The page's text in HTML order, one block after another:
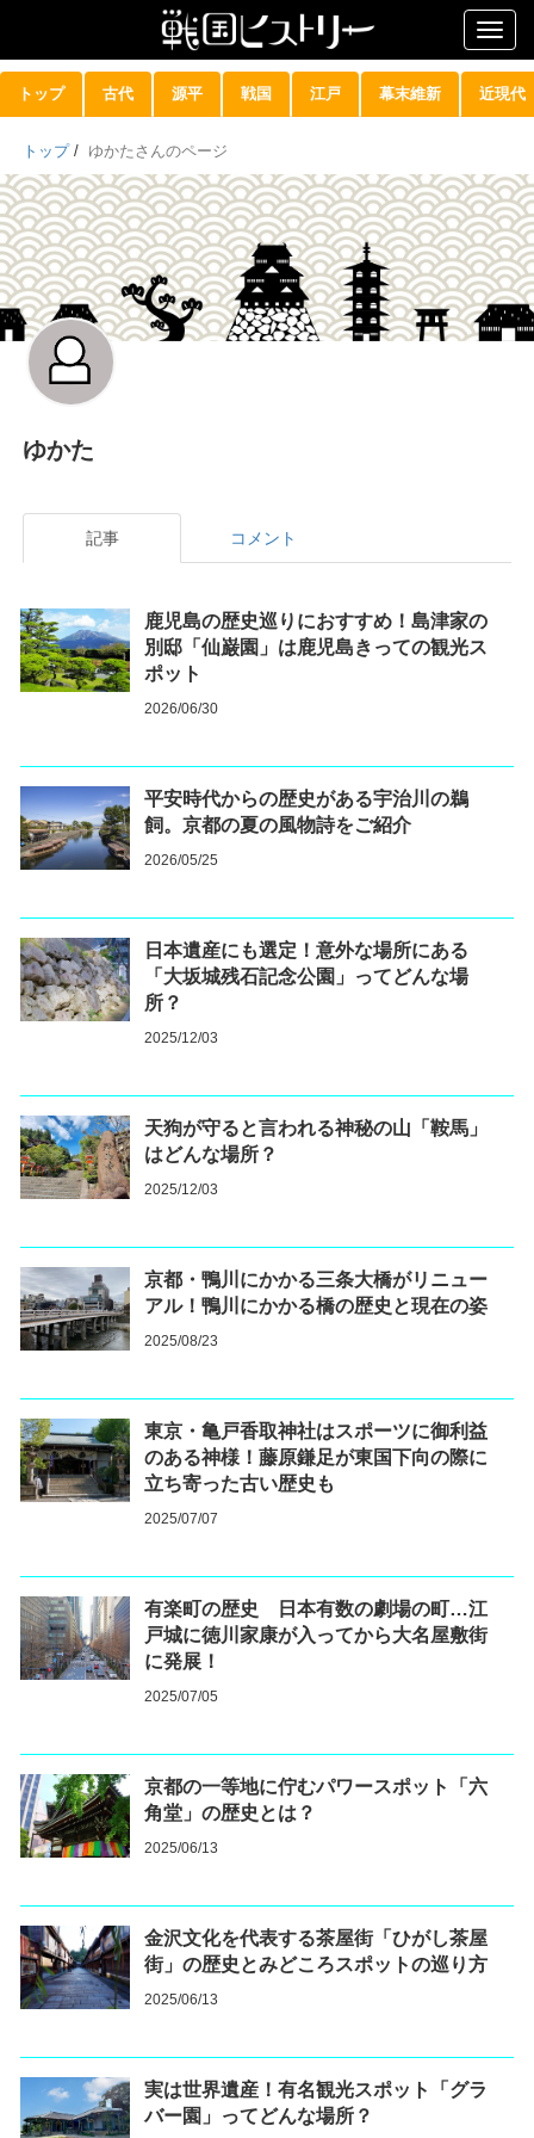
トップ 古代 源平 戦国 江戸 幕末維新 近現代
トップ / ゆかたさんのページ
ゆかた
記事 コメント
鹿児島の歴史巡りにおすすめ！島津家の
別邸「仙巌園」は鹿児島きっての観光ス
ポット
2026/06/30
平安時代からの歴史がある宇治川の鵜
飼。京都の夏の風物詩をご紹介
2026/05/25
日本遺産にも選定！意外な場所にある
「大坂城残石記念公園」ってどんな場
所？
2025/12/03
天狗が守ると言われる神秘の山「鞍馬」
はどんな場所？
2025/12/03
京都・鴨川にかかる三条大橋がリニュー
アル！鴨川にかかる橋の歴史と現在の姿
2025/08/23
東京・亀戸香取神社はスポーツに御利益
のある神様！藤原鎌足が東国下向の際に
立ち寄った古い歴史も
2025/07/07
有楽町の歴史 日本有数の劇場の町…江
戸城に徳川家康が入ってから大名屋敷街
に発展！
2025/07/05
京都の一等地に佇むパワースポット「六
角堂」の歴史とは？
2025/06/13
金沢文化を代表する茶屋街「ひがし茶屋
街」の歴史とみどころスポットの巡り方
2025/06/13
実は世界遺産！有名観光スポット「グラ
バー園」ってどんな場所？